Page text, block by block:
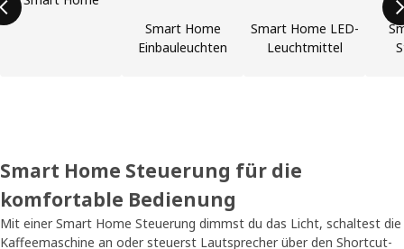
Smart Home
Einbauleuchten
Smart Home LED-
Leuchtmittel
Smart Home Steuerung für die
komfortable Bedienung
Mit einer Smart Home Steuerung dimmst du das Licht, schaltest die
Kaffeemaschine an oder steuerst Lautsprecher über den Shortcut-